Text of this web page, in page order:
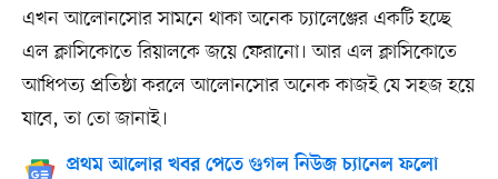
এখন আলোনসোর সামনে থাকা অনেক চ্যালেঞ্জের একটি হচ্ছে
এল ক্লাসিকোতে রিয়ালকে জয়ে ফেরানো। আর এল ক্লাসিকোতে
আধিপত্য প্রতিষ্ঠা করলে আলোনসোর অনেক কাজই যে সহজ হয়ে
যাবে, তা তো জানাই।
প্রথম আলোর খবর পেতে গুগল নিউজ চ্যানেল ফলো